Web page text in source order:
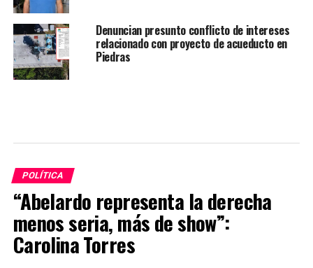
Denuncian presunto conflicto de intereses
relacionado con proyecto de acueducto en
Piedras
POLÍTICA
“Abelardo representa la derecha
menos seria, más de show”:
Carolina Torres